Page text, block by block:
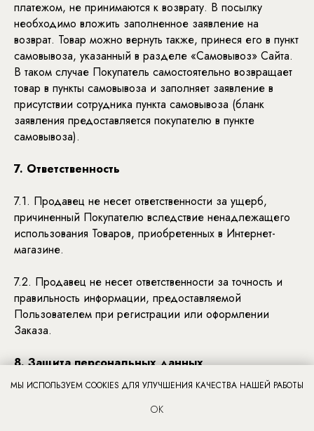
МЫ ИСПОЛЬЗУЕМ COOKIES ДЛЯ УЛУЧШЕНИЯ КАЧЕСТВА НАШЕЙ РАБОТЫ
ОК
платежом, не принимаются к возврату. В посылку
необходимо вложить заполненное заявление на
возврат. Товар можно вернуть также, принеся его в пункт
самовывоза, указанный в разделе «Самовывоз» Сайта.
В таком случае Покупатель самостоятельно возвращает
товар в пункты самовывоза и заполняет заявление в
присутствии сотрудника пункта самовывоза (бланк
заявления предоставляется покупателю в пункте
самовывоза).
7. Ответственность
7.1. Продавец не несет ответственности за ущерб,
причиненный Покупателю вследствие ненадлежащего
использования Товаров, приобретенных в Интернет-
магазине.
7.2. Продавец не несет ответственности за точность и
правильность информации, предоставляемой
Пользователем при регистрации или оформлении
Заказа.
8. Защита персональных данных
8.1. Персональные данные Пользователя/Покупателя
обрабатывается в соответствии с Федеральным законом